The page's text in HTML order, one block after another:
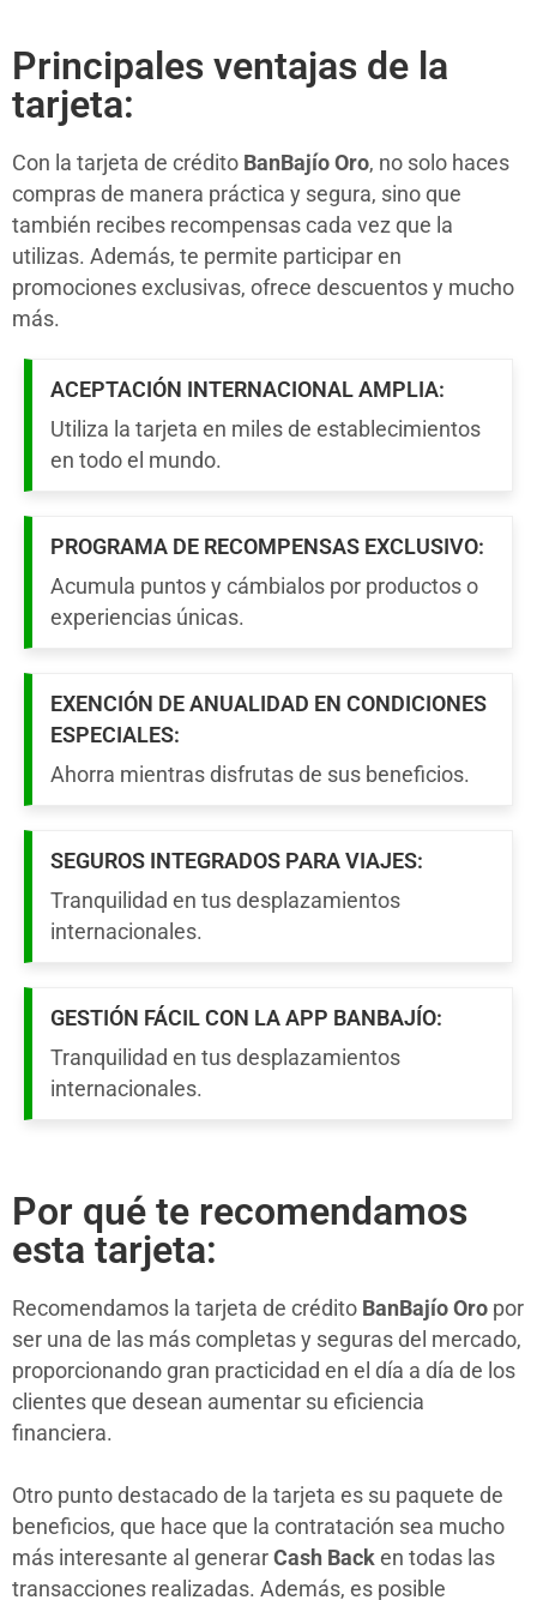
Principales ventajas de la
tarjeta:
Con la tarjeta de crédito BanBajío Oro, no solo haces
compras de manera práctica y segura, sino que
también recibes recompensas cada vez que la
utilizas. Además, te permite participar en
promociones exclusivas, ofrece descuentos y mucho
más.
ACEPTACIÓN INTERNACIONAL AMPLIA:
Utiliza la tarjeta en miles de establecimientos
en todo el mundo.
PROGRAMA DE RECOMPENSAS EXCLUSIVO:
Acumula puntos y cámbialos por productos o
experiencias únicas.
EXENCIÓN DE ANUALIDAD EN CONDICIONES
ESPECIALES:
Ahorra mientras disfrutas de sus beneficios.
SEGUROS INTEGRADOS PARA VIAJES:
Tranquilidad en tus desplazamientos
internacionales.
GESTIÓN FÁCIL CON LA APP BANBAJÍO:
Tranquilidad en tus desplazamientos
internacionales.
Por qué te recomendamos
esta tarjeta:
Recomendamos la tarjeta de crédito BanBajío Oro por
ser una de las más completas y seguras del mercado,
proporcionando gran practicidad en el día a día de los
clientes que desean aumentar su eficiencia
financiera.
Otro punto destacado de la tarjeta es su paquete de
beneficios, que hace que la contratación sea mucho
más interesante al generar Cash Back en todas las
transacciones realizadas. Además, es posible